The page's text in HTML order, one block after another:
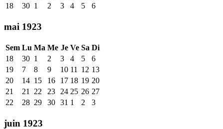
18
30 1 2 3 4 5 6
mai 1923
Sem Lu Ma Me Je Ve Sa Di
18
30 1 2 3 4 5
6
19
7 8 9 10 11 12 13
20
14 15 16 17 18 19 20
21
21 22 23 24 25 26 27
22
28 29 30 31 1 2 3
juin 1923